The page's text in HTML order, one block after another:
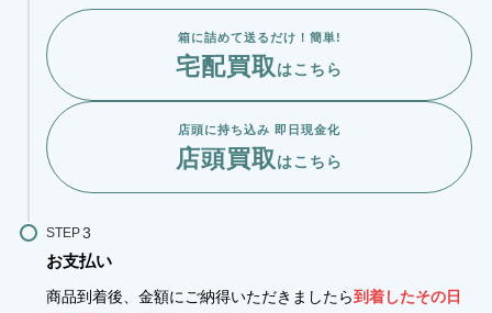
箱に詰めて送るだけ！簡単!
宅配買取 はこちら
店頭に持ち込み 即日現金化
店頭買取 はこちら
STEP
お支払い
商品到着後、金額にご納得いただきましたら到着したその日